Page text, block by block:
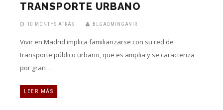
TRANSPORTE URBANO
10 MONTHS ATRÁS BLGADMINGAVIR
Vivir en Madrid implica familiarizarse con su red de
transporte público urbano, que es amplia y se caracteriza
por gran …
LEER MÁS